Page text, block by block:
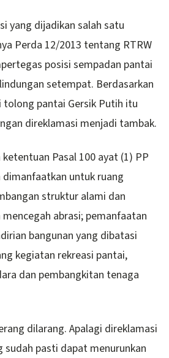
yang dijadikan salah satu
Perda 12/2013 tentang RTRW
posisi sempadan pantai
setempat. Berdasarkan
tolong pantai Gersik Putih itu
direklamasi menjadi tambak.
Pasal 100 ayat (1) PP
dimanfaatkan untuk ruang
struktur alami dan
abrasi; pemanfaatan
bangunan yang dibatasi
kegiatan rekreasi pantai,
dan pembangkitan tenaga
dilarang. Apalagi direklamasi
sudah pasti dapat menurunkan